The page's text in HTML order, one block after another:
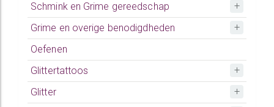
Schmink en Grime gereedschap
Grime en overige benodigdheden
Oefenen
Glittertattoos
Glitter